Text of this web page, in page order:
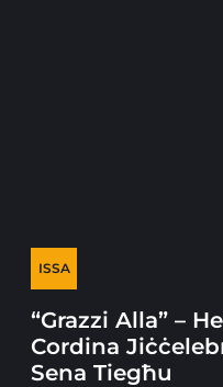
ISSA
“Grazzi Alla” –
Cordina
Sena Tiegħu